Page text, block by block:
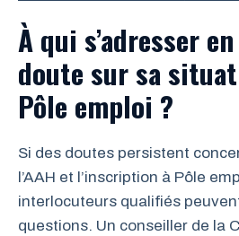
À qui s’adresser
doute sur sa
Pôle emploi ?
Si des doutes persistent
l’AAH et l’inscription à Pôle
interlocuteurs qualifiés
questions. Un conseiller de la